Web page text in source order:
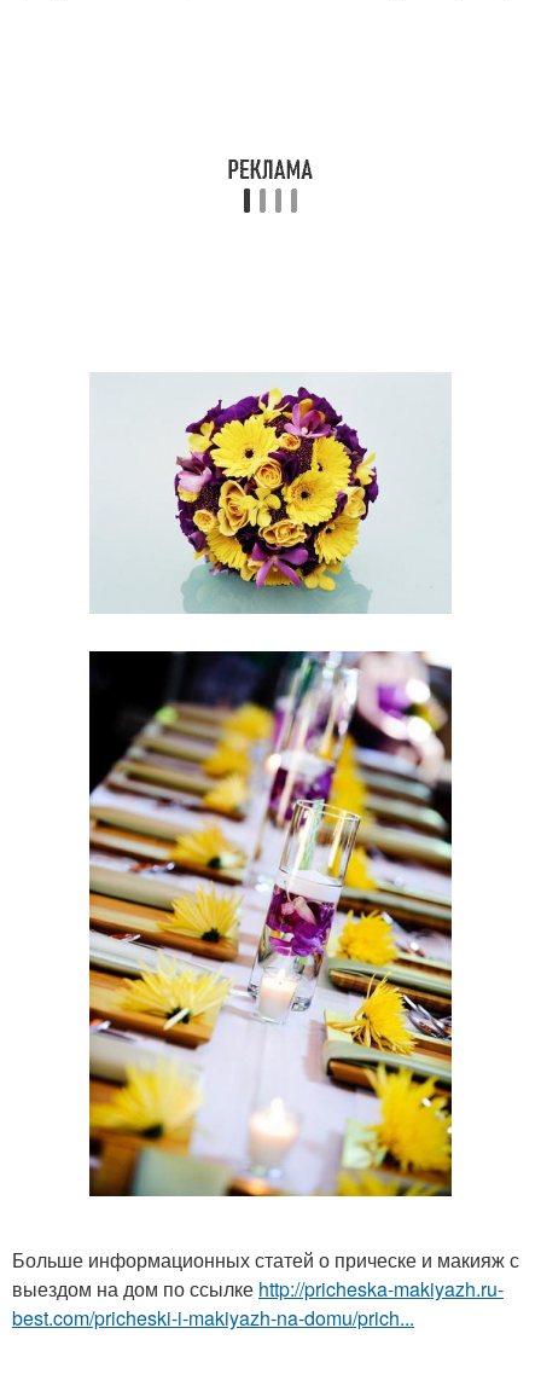
Больше информационных статей о прическе и макияж с
выездом на дом по ссылке http://pricheska-makiyazh.ru-
best.com/pricheski-i-makiyazh-na-domu/prich...